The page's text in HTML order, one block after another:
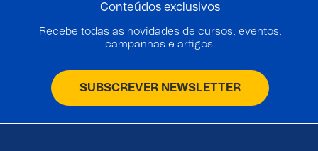
Conteúdos exclusivos
Recebe todas as novidades de cursos, eventos,
campanhas e artigos.
SUBSCREVER NEWSLETTER